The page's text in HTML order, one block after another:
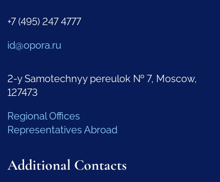
+7 (495) 247 4777
id@opora.ru
2-y Samotechnyy pereulok № 7, Moscow,
127473
Regional Offices
Representatives Abroad
Additional Contacts